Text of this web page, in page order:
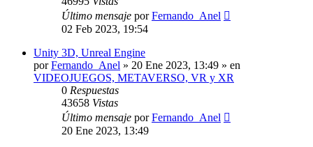
Último mensaje porFernando_Anel
02 Feb 2023, 19:54
Unity 3D, Unreal Engine
porFernando_Anel » 20 Ene 2023, 13:49 » en
VIDEOJUEGOS, METAVERSO, VR y XR
0 Respuestas
43658 Vistas
Último mensaje porFernando_Anel
20 Ene 2023, 13:49